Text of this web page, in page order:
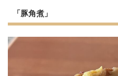
「豚角煮」